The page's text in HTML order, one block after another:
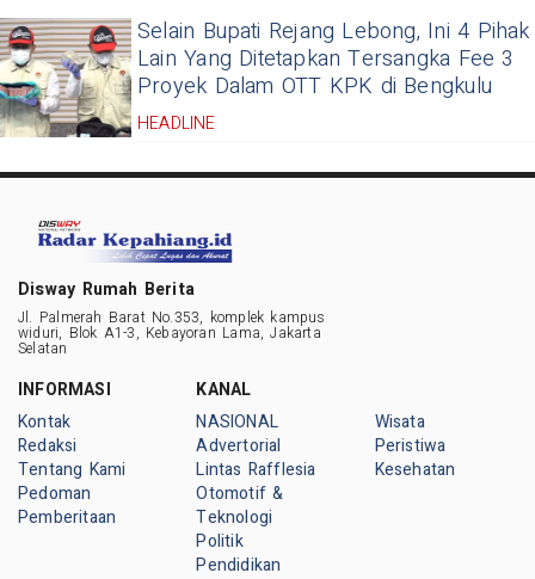
Selain Bupati Rejang Lebong, Ini 4 Pihak
Lain Yang Ditetapkan Tersangka Fee 3
Proyek Dalam OTT KPK di Bengkulu
HEADLINE
Disway Rumah Berita
Jl. Palmerah Barat No.353, komplek kampus
widuri, Blok A1-3, Kebayoran Lama, Jakarta
Selatan
INFORMASI
Kontak
Redaksi
Tentang Kami
Pedoman
Pemberitaan
KANAL
NASIONAL
Advertorial
Lintas Rafflesia
Otomotif &
Teknologi
Politik
Pendidikan
Wisata
Peristiwa
Kesehatan